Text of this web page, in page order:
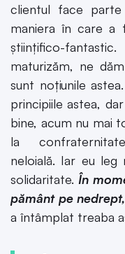
clientul face
maniera în care a
științifico-
maturizăm, ne
sunt noțiunile
principiile astea,
bine, acum nu mai
la
neloială. Iar eu
solidaritate. În
pământ pe
a întâmplat treaba